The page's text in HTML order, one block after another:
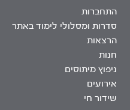
התחברות
סדרות ומסלולי לימוד באתר
הרצאות
חנות
ניפוץ מיתוסים
אירועים
שידור חי